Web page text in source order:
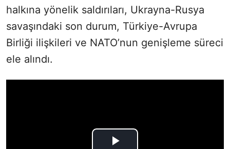
halkına yönelik saldırıları, Ukrayna-Rusya
savaşındaki son durum, Türkiye-Avrupa
Birliği ilişkileri ve NATO’nun genişleme süreci
ele alındı.